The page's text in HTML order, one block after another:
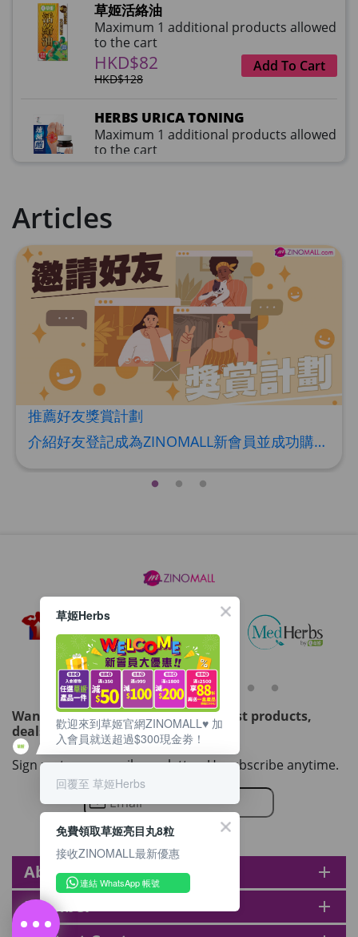
草姬活絡油
Maximum 1 additional products allowed
to the cart
HKD$82
HKD$128
Add To Cart
HERBS URICA TONING
Maximum 1 additional products allowed
to the cart
草姬益菌の白潤
Maximum 1 additional products allowed
to the cart
HKD$99 Add To Cart
HERBS U-TIGHT
Maximum 1 additional products allowed
to the cart
HKD$169
HKD$369
Add To Cart
Energie Super Power 5:1 (到期日
2028年1月)
to the cart
Maximum 1 additional products allowed
to the cart
HKD$88 Add To Cart
Round Lab 白樺樹水份防曬霜 50ml
(到期日2027年2月)
Maximum 1 additional products allowed
to the cart
HKD$85
HKD$145
Add To Cart
Articles
推薦好友獎賞計劃
介紹好友登記成為ZINOMALL新會員並成功購物，您即可獲得$50Mall Dollar現金回贈，你的好友亦可同時獲得$50Mall Dollar現金回贈。 **舊會員必須完成首張訂單才可開通邀請好友獎賞計劃** 1. 舊會員可於 我的帳戶>>>邀請好友獎賞 中找到 好友推薦碼 (紅圈位置) 2. 會員可複製好友推薦碼並透過 Whatsapp / Facebook / Email分享給自己好友。推薦好友次數不限，介紹愈多新朋友，可獲得愈多Mall Dollar現金回贈。 3. 好友
Want to get updated on all our latest products,
deals, events, and promotions?
Sign up to our email newsletter. Unsubscribe anytime.
About zinomall add
Member add
草姬Herbs
歡迎來到草姬官網ZINOMALL♥️ 加
入會員就送超過$300現金劵！
回覆至 草姬Herbs
免費領取草姬亮目丸8粒
接收ZINOMALL最新優惠
連結 WhatsApp 帳號